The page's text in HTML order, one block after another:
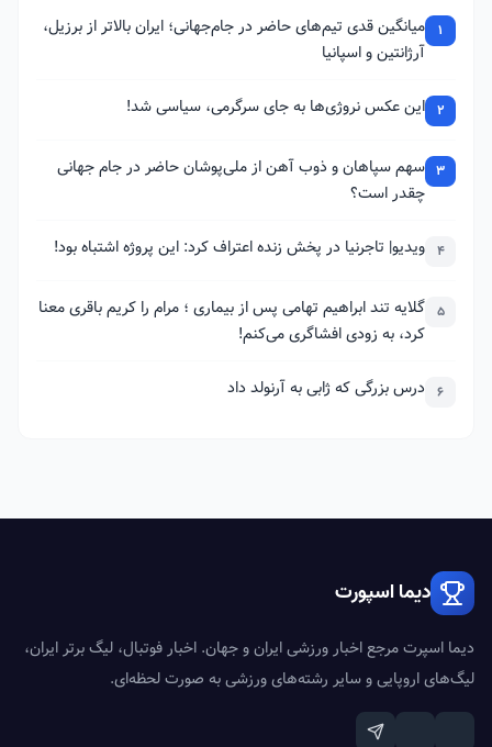
1
میانگین قدی تیم‌های حاضر در جام‌جهانی؛ ایران بالاتر از برزیل،
آرژانتین و اسپانیا
2 این عکس نروژی‌ها به جای سرگرمی، سیاسی شد!
3 سهم سپاهان و ذوب آهن از ملی‌پوشان حاضر در جام جهانی
چقدر است؟
4 ویدیو| تاجرنیا در پخش زنده اعتراف کرد: این پروژه اشتباه بود!
5 گلایه تند ابراهیم تهامی پس از بیماری ؛ مرام را کریم باقری معنا
کرد، به زودی افشاگری می‌کنم!
6 درس بزرگی که ژابی به آرنولد داد
دیما اسپورت
دیما اسپرت مرجع اخبار ورزشی ایران و جهان. اخبار فوتبال، لیگ برتر ایران،
لیگ‌های اروپایی و سایر رشته‌های ورزشی به صورت لحظه‌ای.